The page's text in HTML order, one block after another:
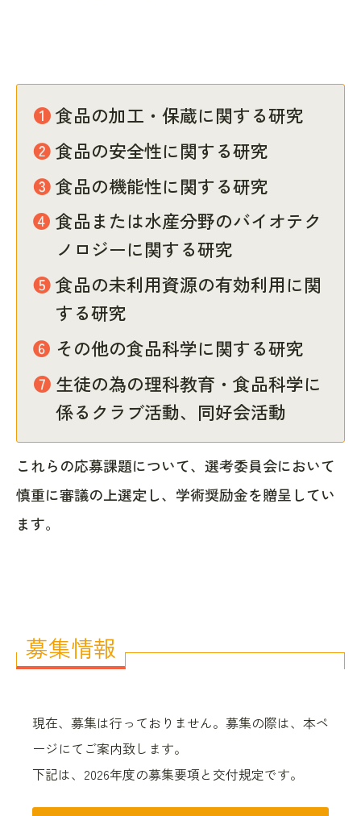
❶ 食品の加工・保蔵に関する研究
❷ 食品の安全性に関する研究
❸ 食品の機能性に関する研究
❹ 食品または水産分野のバイオテク
ノロジーに関する研究
❺ 食品の未利用資源の有効利用に関
する研究
❻ その他の食品科学に関する研究
❼ 生徒の為の理科教育・食品科学に
係るクラブ活動、同好会活動
これらの応募課題について、選考委員会において
慎重に審議の上選定し、学術奨励金を贈呈してい
ます。
募集情報
現在、募集は行っておりません。募集の際は、本ペ
ージにてご案内致します。
下記は、2026年度の募集要項と交付規定です。